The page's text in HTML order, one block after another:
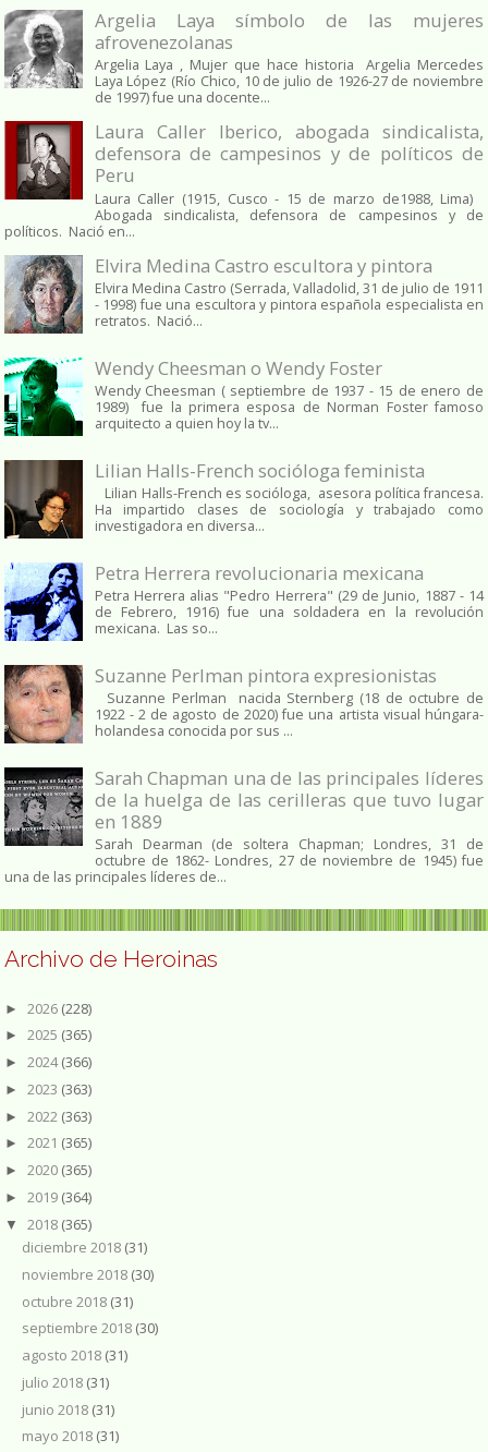
Argelia Laya símbolo de las mujeres
afrovenezolanas
Argelia Laya , Mujer que hace historia Argelia Mercedes
Laya López (Río Chico, 10 de julio de 1926-27 de noviembre
de 1997) fue una docente...
Laura Caller Iberico, abogada sindicalista,
defensora de campesinos y de políticos de
Peru
Laura Caller (1915, Cusco - 15 de marzo de1988, Lima)
Abogada sindicalista, defensora de campesinos y de
políticos. Nació en...
Elvira Medina Castro escultora y pintora
Elvira Medina Castro (Serrada, Valladolid, 31 de julio de 1911
- 1998) fue una escultora y pintora española especialista en
retratos. Nació...
Wendy Cheesman o Wendy Foster
Wendy Cheesman ( septiembre de 1937 - 15 de enero de
1989) fue la primera esposa de Norman Foster famoso
arquitecto a quien hoy la tv...
Lilian Halls-French socióloga feminista
Lilian Halls-French es socióloga, asesora política francesa.
Ha impartido clases de sociología y trabajado como
investigadora en diversa...
Petra Herrera revolucionaria mexicana
Petra Herrera alias "Pedro Herrera" (29 de Junio, 1887 - 14
de Febrero, 1916) fue una soldadera en la revolución
mexicana. Las so...
Suzanne Perlman pintora expresionistas
Suzanne Perlman nacida Sternberg (18 de octubre de
1922 - 2 de agosto de 2020) fue una artista visual húngara-
holandesa conocida por sus ...
Sarah Chapman una de las principales líderes
de la huelga de las cerilleras que tuvo lugar
en 1889
Sarah Dearman (de soltera Chapman; Londres, 31 de
octubre de 1862​- Londres, 27 de noviembre de 1945)​ fue
una de las principales líderes de...
Archivo de Heroinas
► 2026 (228)
► 2025 (365)
► 2024(366)
► 2023 (363)
► 2022 (363)
► 2021 (365)
► 2020 (365)
► 2019 (364)
▼ 2018 (365)
diciembre 2018 (31)
noviembre 2018 (30)
octubre 2018 (31)
septiembre 2018 (30)
agosto 2018 (31)
julio 2018 (31)
junio 2018 (31)
mayo 2018 (31)